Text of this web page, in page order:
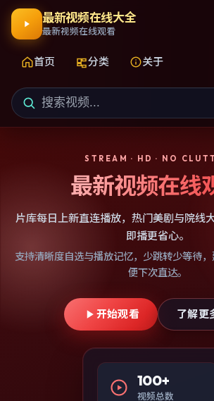
最新视频在线大全
最新视频在线观看
首页 分类 关于
STREAM · HD · NO
最新视频在线
片库每日上新直连播放，热门美剧与院线
即播更省心。
支持清晰度自选与播放记忆，少跳转少等待
便下次直达。
开始观看 了解更
100+
视频总数